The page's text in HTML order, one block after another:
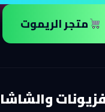
متجر الريموت